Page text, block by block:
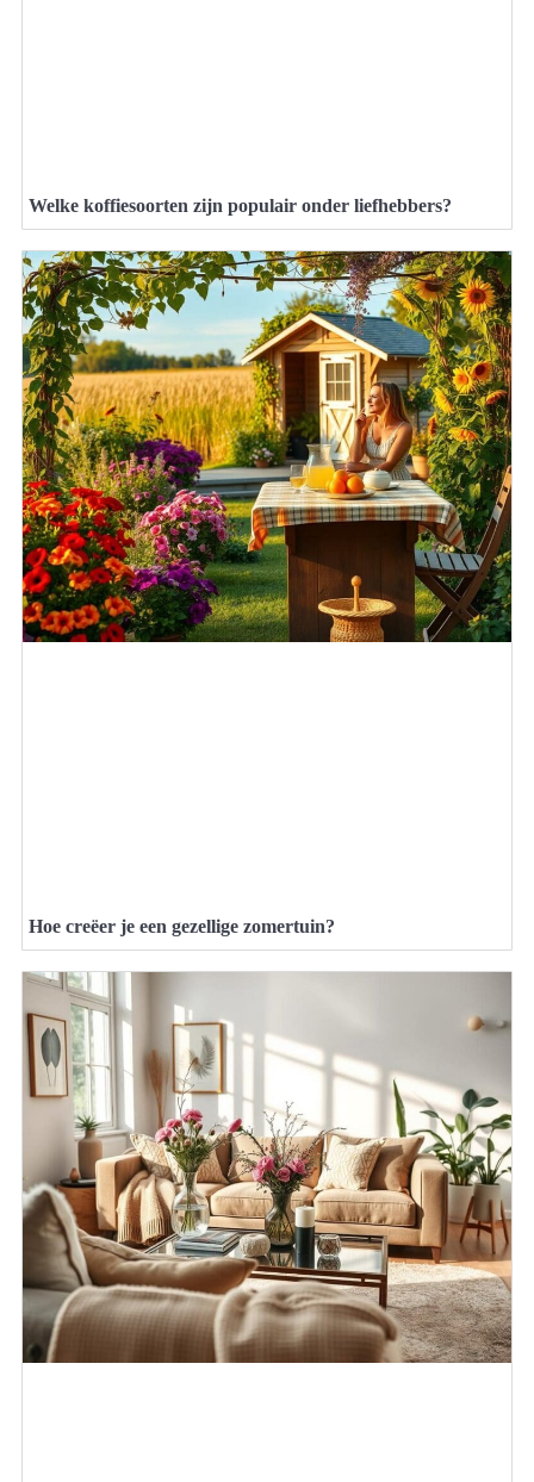
Welke koffiesoorten zijn populair onder liefhebbers?
Hoe creëer je een gezellige zomertuin?